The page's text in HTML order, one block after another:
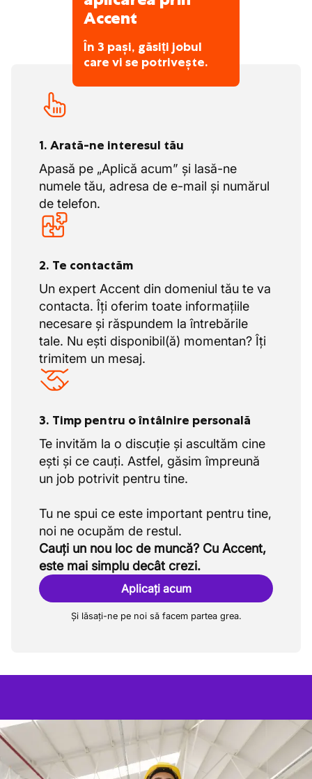
Accent
În 3 pași, găsiți jobul
care vi se potrivește.
1. Arată-ne interesul tău
Apasă pe „Aplică acum” și lasă-ne
numele tău, adresa de e-mail și numărul
de telefon.
2. Te contactăm
Un expert Accent din domeniul tău te va
contacta. Îți oferim toate informațiile
necesare și răspundem la întrebările
tale. Nu ești disponibil(ă) momentan? Îți
trimitem un mesaj.
3. Timp pentru o întâlnire personală
Te invităm la o discuție și ascultăm cine
ești și ce cauți. Astfel, găsim împreună
un job potrivit pentru tine.
Tu ne spui ce este important pentru tine,
Cauți un nou loc de muncă? Cu Accent,
este mai simplu decât crezi.
Aplicați acum
Și lăsați-ne pe noi să facem partea grea.